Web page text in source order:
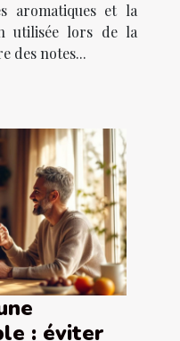
aromatiques et la
utilisée lors de la
des notes...
: éviter